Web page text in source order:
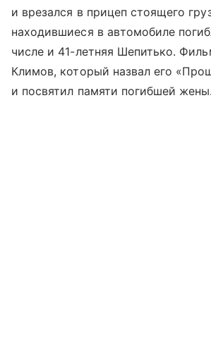
и врезался в прицеп стоящего
находившиеся в автомобиле
числе и 41-летняя Шепитько.
Климов, который назвал его
и посвятил памяти погибшей жены.